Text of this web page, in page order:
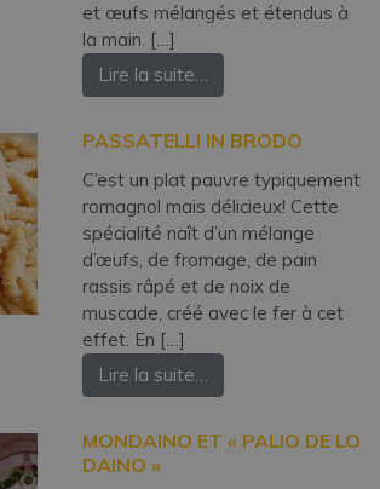
et œufs mélangés et étendus à
la main. […]
Lire la suite…
PASSATELLI IN BRODO
C’est un plat pauvre typiquement
romagnol mais délicieux! Cette
spécialité naît d’un mélange
d’œufs, de fromage, de pain
rassis râpé et de noix de
muscade, créé avec le fer à cet
effet. En […]
Lire la suite…
MONDAINO ET « PALIO DE LO
DAINO »